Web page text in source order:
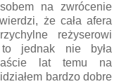
na zwrócenie
że cała afera
reżyserowi
to jednak nie była
lat temu na
bardzo dobre